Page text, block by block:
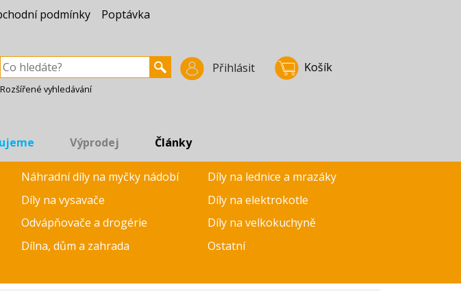
podmínky Poptávka
Přihlásit Košík
Rozšířené vyhledávání
Výprodej Články
Náhradní díly na myčky nádobí
Díly na lednice a mrazáky
Díly na vysavače
Díly na elektrokotle
Odvápňovače a drogérie
Díly na velkokuchyně
Dílna, dům a zahrada
Ostatní